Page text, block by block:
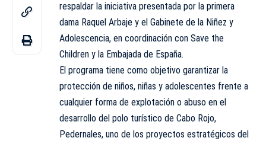
respaldar la iniciativa presentada por la primera
dama Raquel Arbaje y el Gabinete de la Niñez y
Adolescencia, en coordinación con Save the
Children y la Embajada de España.
El programa tiene como objetivo garantizar la
protección de niños, niñas y adolescentes frente a
cualquier forma de explotación o abuso en el
desarrollo del polo turístico de Cabo Rojo,
Pedernales, uno de los proyectos estratégicos del